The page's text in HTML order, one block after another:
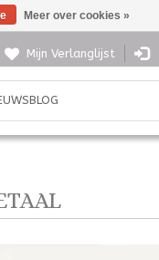
Mijn Verlanglijst
Meer over cookies »